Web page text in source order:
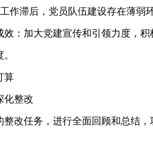
作滞后，党员队伍建设存在薄弱环
效：加大党建宣传和引领力度，
算
化整改
整改任务，进行全面回顾和总结